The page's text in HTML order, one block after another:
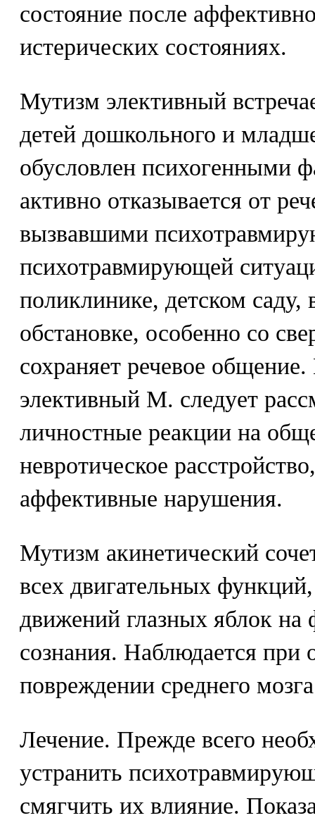
состояние после
истерических состояниях.
Мутизм элективный
детей дошкольного и
обусловлен психогенными
активно отказывается от
вызвавшими
психотравмирующей
поликлинике, детском
обстановке, особенно со
сохраняет речевое
элективный М. следует
личностные реакции на
невротическое
аффективные нарушения.
Мутизм акинетический
всех двигательных
движений глазных яблок на
сознания. Наблюдается при
повреждении среднего
Лечение. Прежде всего
устранить
смягчить их влияние.